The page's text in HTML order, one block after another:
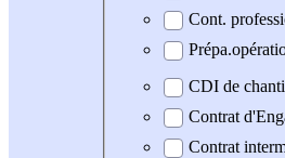
Cont.
CDI de
Contrat
Contrat